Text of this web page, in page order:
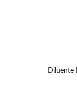
Diluente